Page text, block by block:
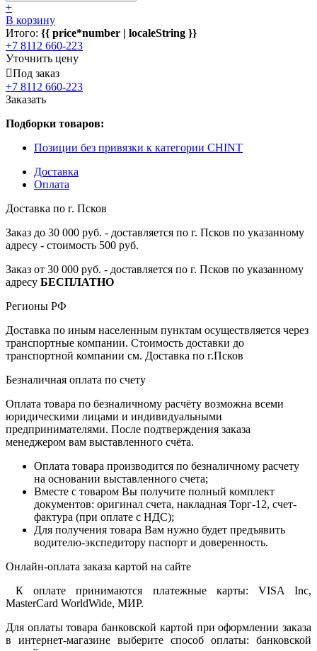
+
В корзину
Итого: {{ price*number | localeString }}
+7 8112 660-223
Уточнить цену
Под заказ
+7 8112 660-223
Заказать
Подборки товаров:
Позиции без привязки к категории CHINT
Доставка
Оплата
Доставка по г. Псков
Заказ до 30 000 руб. - доставляется по г. Псков по указанному
адресу - стоимость 500 руб.
Заказ от 30 000 руб. - доставляется по г. Псков по указанному
адресу БЕСПЛАТНО
Регионы РФ
Доставка по иным населенным пунктам осуществляется через
транспортные компании. Стоимость доставки до
транспортной компании см. Доставка по г.Псков
Безналичная оплата по счету
Оплата товара по безналичному расчёту возможна всеми
юридическими лицами и индивидуальными
предпринимателями. После подтверждения заказа
менеджером вам выставленного счёта.
Оплата товара производится по безналичному расчету
на основании выставленного счета;
Вместе с товаром Вы получите полный комплект
документов: оригинал счета, накладная Торг-12, счет-
фактура (при оплате с НДС);
Для получения товара Вам нужно будет предъявить
водителю-экспедитору паспорт и доверенность.
Онлайн-оплата заказа картой на сайте
К оплате принимаются платежные карты: VISA Inc,
MasterCard WorldWide, МИР.
Для оплаты товара банковской картой при оформлении заказа
в интернет-магазине выберите способ оплаты: банковской